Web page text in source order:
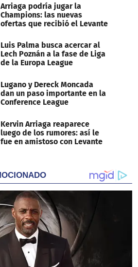
Arriaga podría jugar la
Champions: las nuevas
ofertas que recibió el Levante
Luis Palma busca acercar al
Lech Poznán a la fase de Liga
de la Europa League
Lugano y Dereck Moncada
dan un paso importante en la
Conference League
Kervin Arriaga reaparece
luego de los rumores: así le
fue en amistoso con Levante